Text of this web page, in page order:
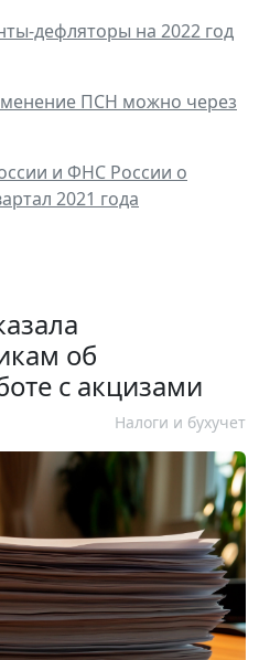
дефляторы на 2022 год
ПСН можно через
и ФНС России о
2021 года
об
с акцизами
Налоги и бухучет